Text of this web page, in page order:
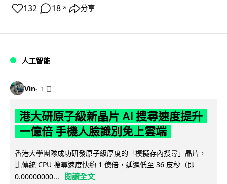
132 18 ↗ 分享
人工智能
Vin 1 日
港大研原子級新晶片 AI 搜尋速度提升
一億倍 手機人臉識別免上雲端
香港大學團隊成功研發原子級厚度的「模擬存內搜尋」晶片，
比傳統 CPU 搜尋速度快約 1 億倍，延遲低至 36 皮秒（即
0.00000000...
閱讀全文